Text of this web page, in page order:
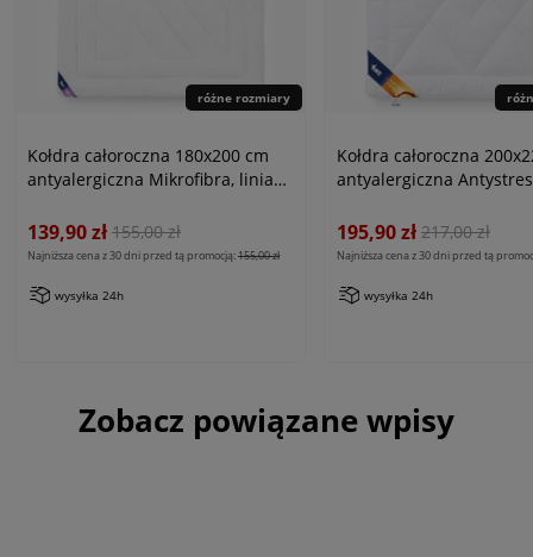
różne rozmiary
Kołdra całoroczna 180x200 cm
antyalergiczna Mikrofibra, linia
139,90 zł 155,00 zł
Najniższa cena z 30 dni przed tą promocją:155,00 zł
wysyłka 24h
Kołdra całoroczna
antyalergiczna
195,90 zł 217,00 zł
Najniższa cena z 30 dni przed tą
wysyłka 24h
Zobacz powiązane wpisy